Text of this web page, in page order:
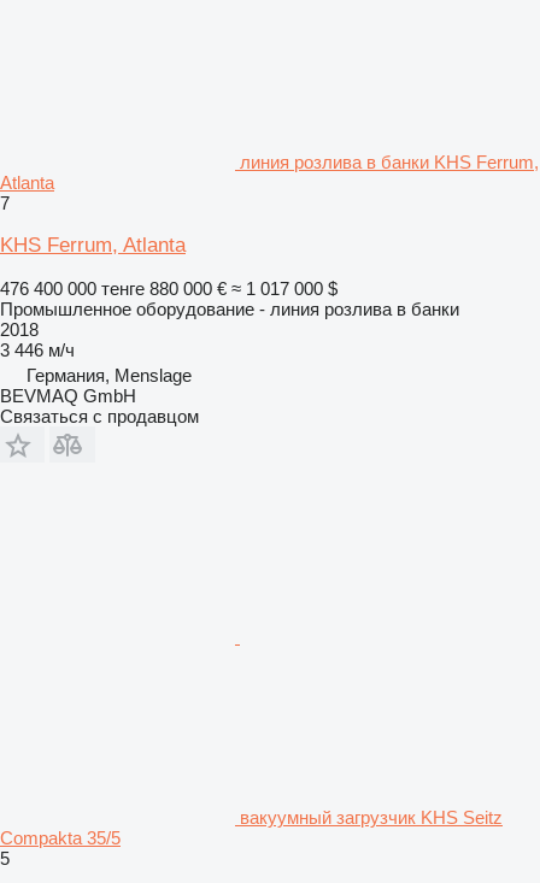
линия розлива в банки KHS Ferrum,
Atlanta
7
KHS Ferrum, Atlanta
476 400 000 тенге 880 000 € ≈ 1 017 000 $
Промышленное оборудование - линия розлива в банки
2018
3 446 м/ч
Германия, Menslage
BEVMAQ GmbH
Связаться с продавцом
вакуумный загрузчик KHS Seitz
Compakta 35/5
5